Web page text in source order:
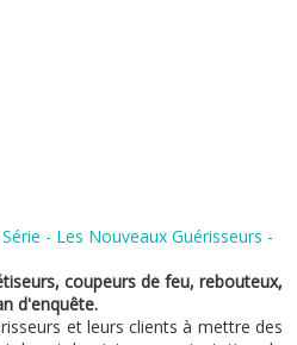
- Les Nouveaux Guérisseurs -
coupeurs de feu, rebouteux,
d'enquête.
et leurs clients à mettre des